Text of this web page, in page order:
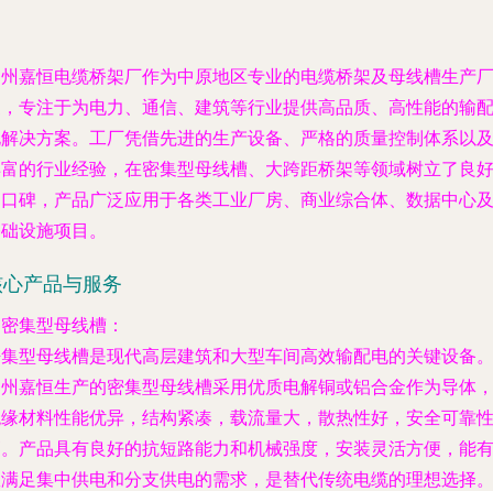
嘉恒电缆桥架厂作为中原地区专业的电缆桥架及母线槽生产厂
专注于为电力、通信、建筑等行业提供高品质、高性能的输配
决方案。工厂凭借先进的生产设备、严格的质量控制体系以及
的行业经验，在密集型母线槽、大跨距桥架等领域树立了良好
碑，产品广泛应用于各类工业厂房、商业综合体、数据中心及
设施项目。
产品与服务
密集型母线槽 ：
型母线槽是现代高层建筑和大型车间高效输配电的关键设备。
嘉恒生产的密集型母线槽采用优质电解铜或铝合金作为导体，
材料性能优异，结构紧凑，载流量大，散热性好，安全可靠性
产品具有良好的抗短路能力和机械强度，安装灵活方便，能有
足集中供电和分支供电的需求，是替代传统电缆的理想选择。